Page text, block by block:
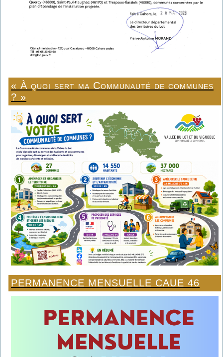
« À quoi sert ma Communauté de communes
? »
PERMANENCE MENSUELLE CAUE 46